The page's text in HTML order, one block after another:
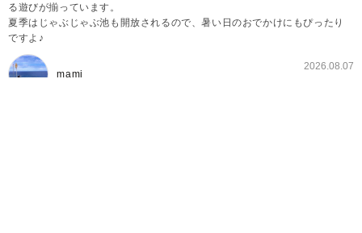
る遊びが揃っています。
夏季はじゃぶじゃぶ池も開放されるので、暑い日のおでかけにもぴったり
ですよ♪
mami
2026.08.07